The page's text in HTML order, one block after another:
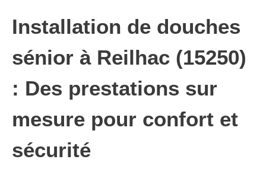
Installation de douches
sénior à Reilhac (15250)
: Des prestations sur
mesure pour confort et
sécurité